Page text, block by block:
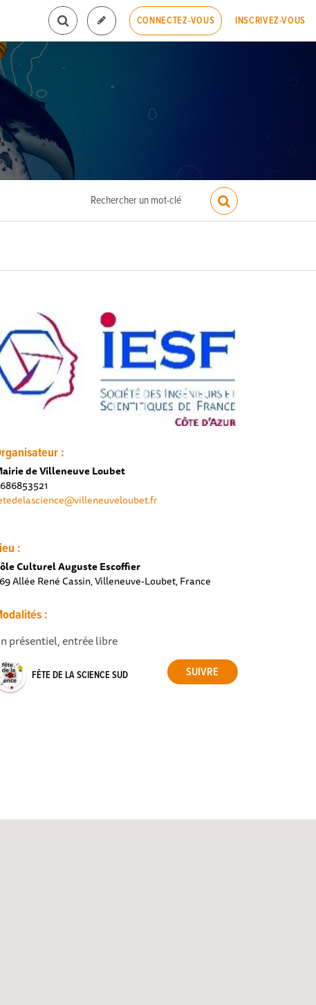
CONNECTEZ-VOUS INSCRIVEZ-VOUS
:
de Villeneuve Loubet
:
Culturel Auguste Escoffier
Allée René Cassin, Villeneuve-Loubet, France
:
présentiel, entrée libre
FÊTE DE LA SCIENCE SUD